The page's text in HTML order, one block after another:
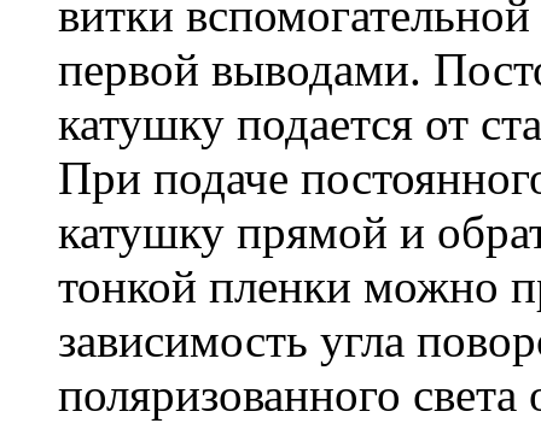
витки
первой выводами.
катушку подается от
При подаче
катушку прямой и
тонкой пленки можно
зависимость угла
поляризованного